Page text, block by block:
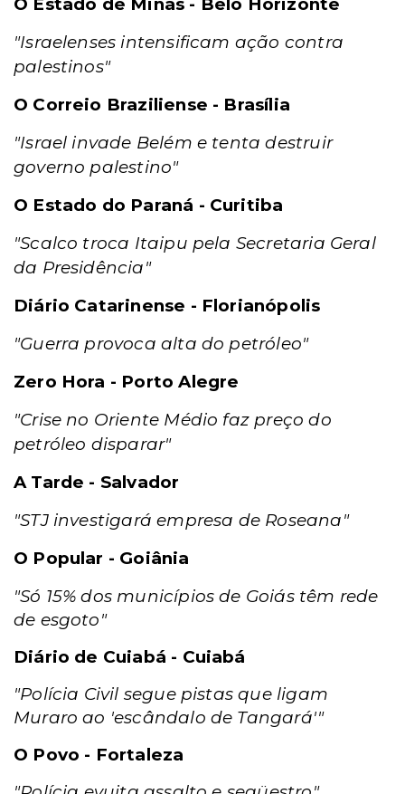
"Israelenses intensificam ação contra
palestinos"
O Correio Braziliense - Brasília
"Israel invade Belém e tenta destruir
governo palestino"
O Estado do Paraná - Curitiba
"Scalco troca Itaipu pela Secretaria Geral
da Presidência"
Diário Catarinense - Florianópolis
"Guerra provoca alta do petróleo"
Zero Hora - Porto Alegre
"Crise no Oriente Médio faz preço do
petróleo disparar"
A Tarde - Salvador
"STJ investigará empresa de Roseana"
O Popular - Goiânia
"Só 15% dos municípios de Goiás têm rede
de esgoto"
Diário de Cuiabá - Cuiabá
"Polícia Civil segue pistas que ligam
Muraro ao 'escândalo de Tangará'"
O Povo - Fortaleza